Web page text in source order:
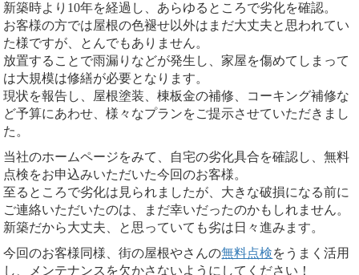
新築時より10年を経過し、あらゆるところで劣化を確認。
お客様の方では屋根の色褪せ以外はまだ大丈夫と思われてい
た様ですが、とんでもありません。
放置することで雨漏りなどが発生し、家屋を傷めてしまって
は大規模は修繕が必要となります。
現状を報告し、屋根塗装、棟板金の補修、コーキング補修な
ど予算にあわせ、様々なプランをご提示させていただきまし
た。
当社のホームページをみて、自宅の劣化具合を確認し、無料
点検をお申込みいただいた今回のお客様。
至るところで劣化は見られましたが、大きな破損になる前に
ご連絡いただいたのは、まだ幸いだったのかもしれません。
新築だから大丈夫、と思っていても劣は日々進みます。
今回のお客様同様、街の屋根やさんの無料点検をうまく活用
し、メンテナンスを欠かさないようにしてください！